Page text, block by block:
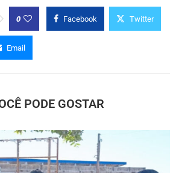
0 Facebook Twitter
Email
PODE GOSTAR